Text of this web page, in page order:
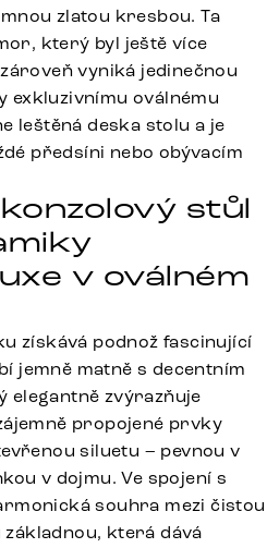
zlatou kresbou. Ta
který byl ještě více
vyniká jedinečnou
exkluzivnímu oválnému
leštěná deska stolu a je
předsíni nebo obývacím
stůl
v oválném
získává podnož fascinující
jemně matně s decentním
elegantně zvýrazňuje
propojené prvky
siluetu – pevnou v
v dojmu. Ve spojení s
souhra mezi čistou
která dává